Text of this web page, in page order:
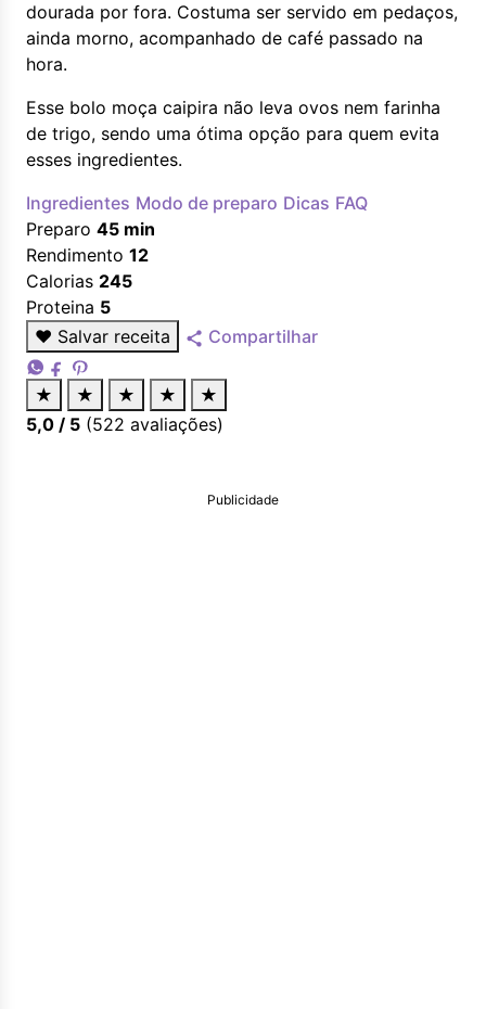
dourada por fora. Costuma ser servido em pedaços,
ainda morno, acompanhado de café passado na
hora.
Esse bolo moça caipira não leva ovos nem farinha
de trigo, sendo uma ótima opção para quem evita
esses ingredientes.
Ingredientes Modo de preparo Dicas FAQ
Preparo 45 min
Rendimento 12
Calorias 245
Proteina 5
♥ Salvar receita Compartilhar
★ ★ ★ ★
★
5,0 / 5 (522 avaliações)
Publicidade